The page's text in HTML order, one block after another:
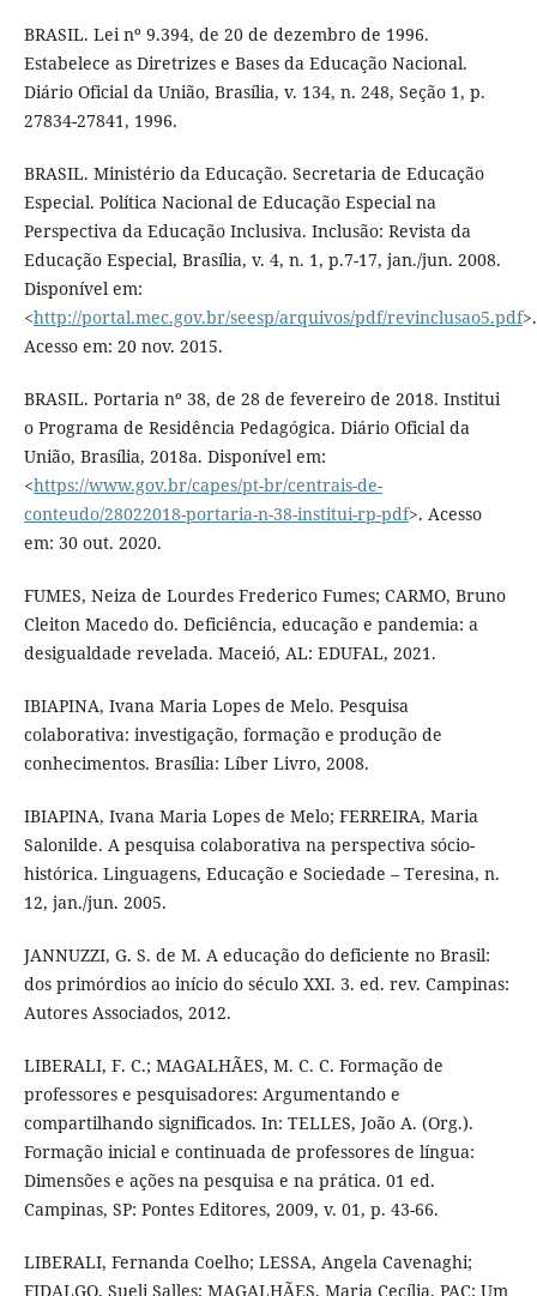
BRASIL. Lei nº 9.394, de 20 de dezembro de 1996.
Estabelece as Diretrizes e Bases da Educação Nacional.
Diário Oficial da União, Brasília, v. 134, n. 248, Seção 1, p.
27834-27841, 1996.
BRASIL. Ministério da Educação. Secretaria de Educação
Especial. Política Nacional de Educação Especial na
Perspectiva da Educação Inclusiva. Inclusão: Revista da
Educação Especial, Brasília, v. 4, n. 1, p.7-17, jan./jun. 2008.
Disponível em:
<http://portal.mec.gov.br/seesp/arquivos/pdf/revinclusao5.pdf>.
Acesso em: 20 nov. 2015.
BRASIL. Portaria nº 38, de 28 de fevereiro de 2018. Institui
o Programa de Residência Pedagógica. Diário Oficial da
União, Brasília, 2018a. Disponível em:
<https://www.gov.br/capes/pt-br/centrais-de-
conteudo/28022018-portaria-n-38-institui-rp-pdf>. Acesso
em: 30 out. 2020.
FUMES, Neiza de Lourdes Frederico Fumes; CARMO, Bruno
Cleiton Macedo do. Deficiência, educação e pandemia: a
desigualdade revelada. Maceió, AL: EDUFAL, 2021.
IBIAPINA, Ivana Maria Lopes de Melo. Pesquisa
colaborativa: investigação, formação e produção de
conhecimentos. Brasília: Líber Livro, 2008.
IBIAPINA, Ivana Maria Lopes de Melo; FERREIRA, Maria
Salonilde. A pesquisa colaborativa na perspectiva sócio-
histórica. Linguagens, Educação e Sociedade – Teresina, n.
12, jan./jun. 2005.
JANNUZZI, G. S. de M. A educação do deficiente no Brasil:
dos primórdios ao início do século XXI. 3. ed. rev. Campinas:
Autores Associados, 2012.
LIBERALI, F. C.; MAGALHÃES, M. C. C. Formação de
professores e pesquisadores: Argumentando e
compartilhando significados. In: TELLES, João A. (Org.).
Formação inicial e continuada de professores de língua:
Dimensões e ações na pesquisa e na prática. 01 ed.
Campinas, SP: Pontes Editores, 2009, v. 01, p. 43-66.
LIBERALI, Fernanda Coelho; LESSA, Angela Cavenaghi;
FIDALGO, Sueli Salles; MAGALHÃES, Maria Cecília. PAC: Um